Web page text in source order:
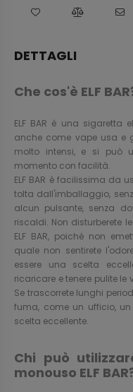
DETTAGLI
Che cos'è ELF
ELF BAR è una
anche come vape usa e
molto intensi, e si può
momento con facilità.
ELF BAR è facilissima da
tolta dall'imballaggio,
alcun pulsante, senza
riscaldi. Non disturberete
ELF BAR, poiché non
quale non sentirete
essere una scelta
ricaricare e tenere pulite le
Se trascorrete lunghi
fuma, come un ufficio, un
scelta eccellente.
Chi può
monouso ELF